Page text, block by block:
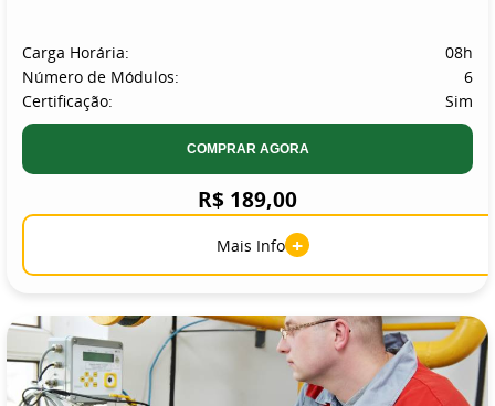
Carga Horária:
08h
Número de Módulos:
6
Certificação:
Sim
COMPRAR AGORA
R$ 189,00
Mais Info +